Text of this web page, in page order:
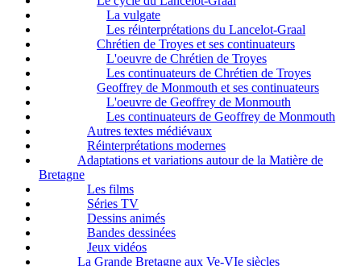
La vulgate
Les réinterprétations du Lancelot-Graal
Chrétien de Troyes et ses continuateurs
L'oeuvre de Chrétien de Troyes
Les continuateurs de Chrétien de Troyes
Geoffrey de Monmouth et ses continuateurs
L'oeuvre de Geoffrey de Monmouth
Les continuateurs de Geoffrey de Monmouth
Autres textes médiévaux
Réinterprétations modernes
Adaptations et variations autour de la Matière de
Bretagne
Les films
Séries TV
Dessins animés
Bandes dessinées
Jeux vidéos
La Grande Bretagne aux Ve-VIe siècles